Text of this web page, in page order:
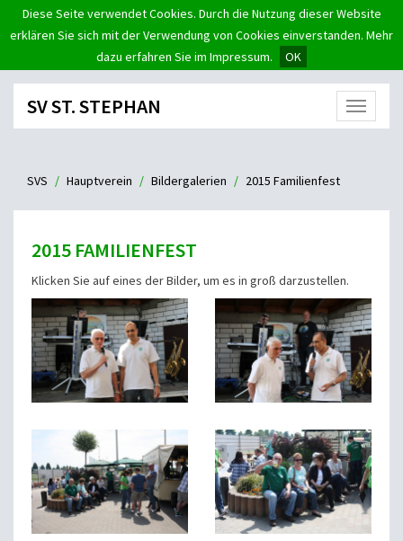
Diese Seite verwendet Cookies. Durch die Nutzung dieser Website
erklären Sie sich mit der Verwendung von Cookies einverstanden. Mehr
dazu erfahren Sie im Impressum.
OK
Menü
SV ST. STEPHAN
SVS Hauptverein Bildergalerien 2015 Familienfest
2015 FAMILIENFEST
Klicken Sie auf eines der Bilder, um es in groß darzustellen.